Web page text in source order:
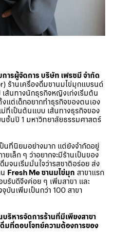
ารผู้จัดการ บริษัท เฟรชมี จำกัด
ร้านเครื่องดื่มชานมไข่มุกแบรนด์
ส้นทางนักธุรกิจหญิงเก่งเริ่มต้น
แต่เด็กอยากทำธุรกิจของตนเอง
เป็นต้นแบบ เส้นทางธุรกิจของ
ชั้นปี 1 มหาวิทยาลัยธรรมศาสตร์
นที่นิยมอย่างมาก แต่ยังจำกัดอยู่
ยเล็ก ๆ ว่าอยากจะมีร้านเป็นของ
มจนเริ่มมั่นใจว่ารสชาติอร่อย ส่ง
Fresh Me ชานมไข่มุก สาขาแรก
รับดีจึงค่อย ๆ เพิ่มสาขา และ
บันเพิ่มเป็นกว่า 100 สาขา
ริหารจัดการร้านที่มีเพียงสาขา
มที่ตอบโจทย์ความต้องการของ